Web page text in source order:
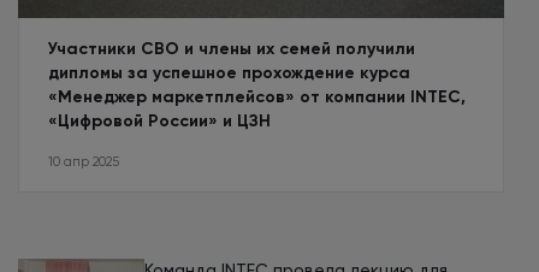
Участники СВО и члены их семей получили
дипломы за успешное прохождение курса
«Менеджер маркетплейсов» от компании INTEC,
«Цифровой России» и ЦЗН
10 апр 2025